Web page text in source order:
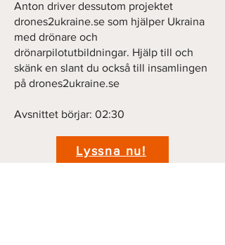
Anton driver dessutom projektet
drones2ukraine.se som hjälper Ukraina
med drönare och
drönarpilotutbildningar. Hjälp till och
skänk en slant du också till insamlingen
på drones2ukraine.se
Avsnittet börjar: 02:30
Lyssna nu!